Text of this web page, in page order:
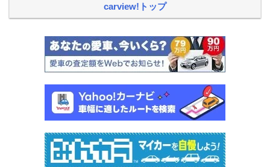
carview!トップ